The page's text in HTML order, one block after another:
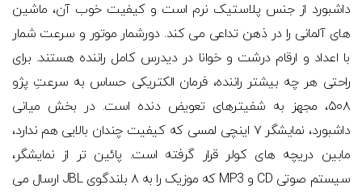
داشبورد از جنس پلاستیک نرم است و کیفیت خوب آن، ماشین
های آلمانی را در ذهن تداعی می کند. دورشمار موتور و سرعت شمار
با اعداد و ارقام درشت و خوانا در دیدرس کامل راننده هستند. برای
راحتی هر چه بیشتر راننده، فرمان الکتریکی حساس به سرعتِ پژو
۵۰۸، مجهز به شفیترهای تعویض دنده است. در بخش میانی
داشبورد، نمایشگر ۷ اینچی لمسی که کیفیت چندان بالایی هم ندارد،
مابین دریچه های کولر قرار گرفته است. پائین تر از نمایشگر،
سیستم صوتی CD و MP3 که موزیک را به ۸ بلندگوی JBL ارسال می